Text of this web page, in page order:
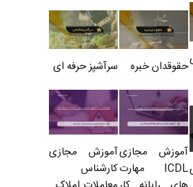
حقوقدان خبره سرآشپز حرفه ای
آموزش مجازی
ICDL مهارت
آموزش مجازی
کارشناس